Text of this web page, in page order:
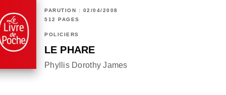
PARUTION : 02/04/2008
512 PAGES
POLICIERS
LE PHARE
Phyllis Dorothy James